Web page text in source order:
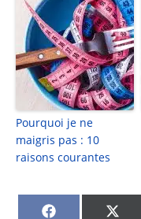
Pourquoi je ne
maigris pas : 10
raisons courantes
Share